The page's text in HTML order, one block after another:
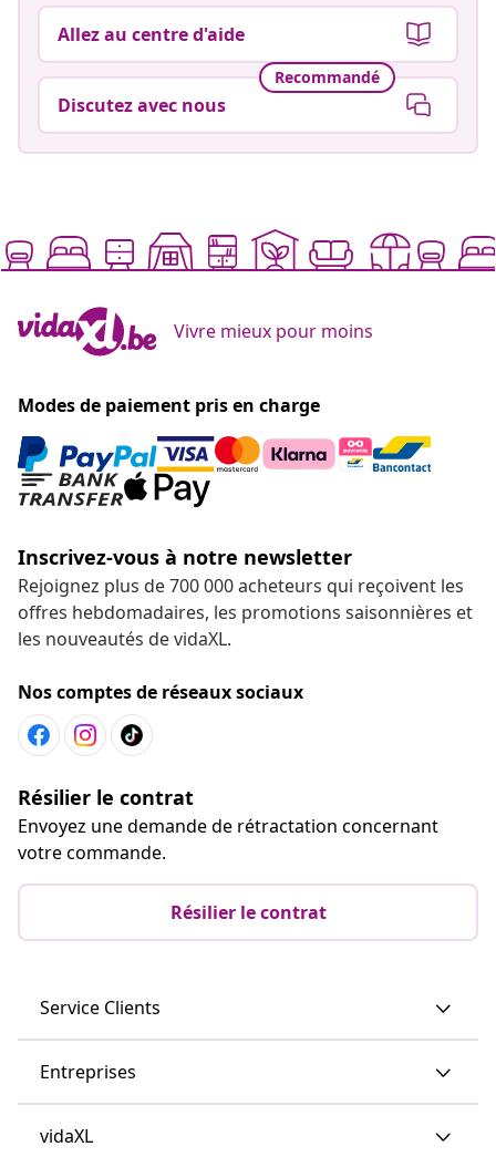
Allez au centre d'aide
Recommandé
Discutez avec nous
Vivre mieux pour moins
Modes de paiement pris en charge
Inscrivez-vous à notre newsletter
Rejoignez plus de 700 000 acheteurs qui reçoivent les
offres hebdomadaires, les promotions saisonnières et
les nouveautés de vidaXL.
Nos comptes de réseaux sociaux
Résilier le contrat
Envoyez une demande de rétractation concernant
votre commande.
Résilier le contrat
Service Clients
Entreprises
vidaXL